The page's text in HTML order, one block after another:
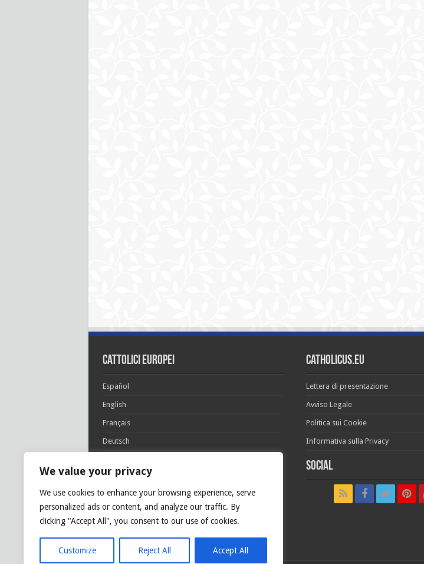
We value your privacy
We use cookies to enhance your browsing experience, serve
personalized ads or content, and analyze our traffic. By
clicking "Accept All", you consent to our use of cookies.
Customize Reject All Accept All
cattolici europei
Español
English
Français
Deutsch
Português
Polski
Glória Patri, et Fílio, et Spirítui Sancto. Sicut erat in
princípio, et nunc et semper et in sǽcula
sæculórum. Amen.
Catholicus.eu
Lettera di presentazione
Avviso Legale
Politica sui Cookie
Informativa sulla Privacy
Social